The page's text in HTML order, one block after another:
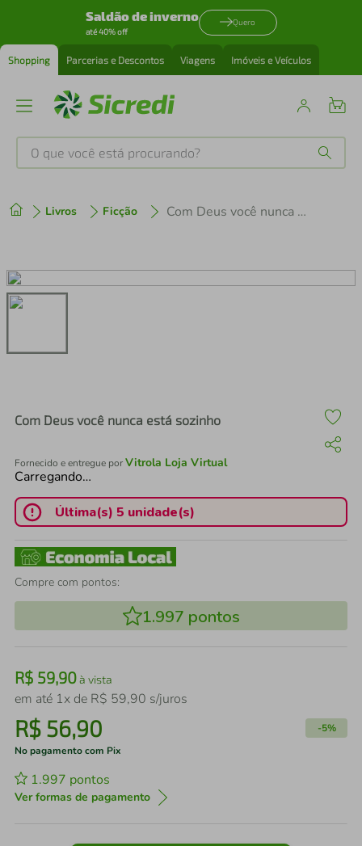
Saldão de inverno
até 40% off
Quero
Shopping Parcerias e Descontos Viagens Imóveis e Veículos
O que você está procurando?
Livros Ficção Com Deus você nunca está sozinho
Com Deus você nunca está sozinho
Fornecido e entregue porVitrola Loja Virtual
Carregando…
Última(s) 5 unidade(s)
Compre com pontos:
1.997 pontos
R$ 59,90à vista
em até 1x de R$ 59,90 s/juros
R$ 56,90 -5%
No pagamento com Pix
1.997 pontos
Ver formas de pagamento
2º cafeteira